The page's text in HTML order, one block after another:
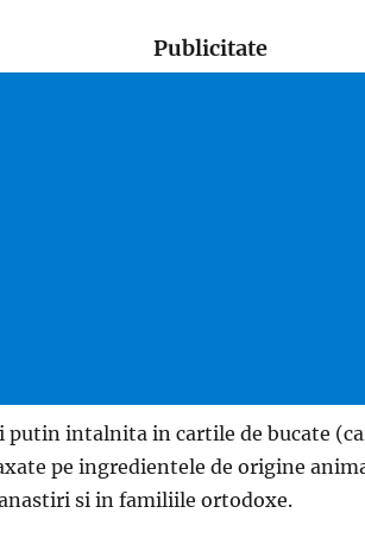
Publicitate
putin intalnita in cartile de bucate
pe ingredientele de origine
si in familiile ortodoxe.